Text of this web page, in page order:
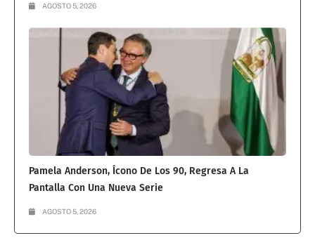
AGOSTO 5, 2026
Pamela Anderson, Ícono De Los 90, Regresa A La
Pantalla Con Una Nueva Serie
AGOSTO 5, 2026